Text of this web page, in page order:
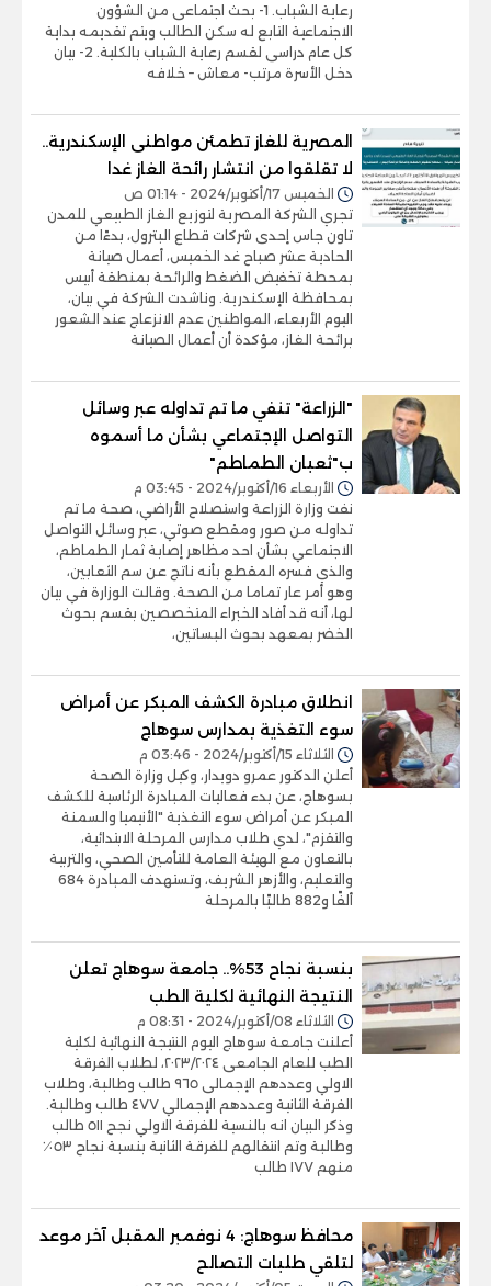
رعاية الشباب. 1- بحث اجتماعى من الشؤون
الاجتماعية التابع له سكن الطالب ويتم تقديمه بداية
كل عام دراسى لقسم رعاية الشباب بالكلية. 2- بيان
دخل الأسرة مرتب- معاش – خلافه
المصرية للغاز تطمئن مواطنى الإسكندرية..
لا تقلقوا من انتشار رائحة الغاز غدا
الخميس 17/أكتوبر/2024 - 01:14 ص
تجري الشركة المصرية لتوزيع الغاز الطبيعي للمدن
تاون جاس إحدى شركات قطاع البترول، بدءًا من
الحادية عشر صباح غد الخميس، أعمال صيانة
بمحطة تخفيض الضغط والرائحة بمنطقة أبيس
بمحافظة الإسكندرية. وناشدت الشركة في بيان،
اليوم الأربعاء، المواطنين عدم الانزعاج عند الشعور
برائحة الغاز، مؤكدة أن أعمال الصيانة
"الزراعة" تنفي ما تم تداوله عبر وسائل
التواصل الإجتماعي بشأن ما أسموه
ب"ثعبان الطماطم"
الأربعاء 16/أكتوبر/2024 - 03:45 م
نفت وزارة الزراعة واستصلاح الأراضي، صحة ما تم
تداوله من صور ومقطع صوتي، عبر وسائل التواصل
الاجتماعي بشأن احد مظاهر إصابة ثمار الطماطم،
والذي فسره المقطع بأنه ناتج عن سم الثعابين،
وهو أمر عار تماما من الصحة. وقالت الوزارة في بيان
لها، أنه قد أفاد الخبراء المتخصصين بقسم بحوث
الخضر بمعهد بحوث البساتين،
انطلاق مبادرة الكشف المبكر عن أمراض
سوء التغذية بمدارس سوهاج
الثلاثاء 15/أكتوبر/2024 - 03:46 م
أعلن الدكتور عمرو دويدار، وكيل وزارة الصحة
بسوهاج، عن بدء فعاليات المبادرة الرئاسية للكشف
المبكر عن أمراض سوء التغذية "الأنيميا والسمنة
والتقزم"، لدي طلاب مدارس المرحلة الابتدائية،
بالتعاون مع الهيئة العامة للتأمين الصحي، والتربية
والتعليم، والأزهر الشريف، وتستهدف المبادرة 684
ألفًا و882 طالبًا بالمرحلة
بنسبة نجاح 53%.. جامعة سوهاج تعلن
النتيجة النهائية لكلية الطب
الثلاثاء 08/أكتوبر/2024 - 08:31 م
أعلنت جامعة سوهاج اليوم النتيجة النهائية لكلية
الطب للعام الجامعى ٢٠٢٣/٢٠٢٤، لطلاب الفرقة
الاولي وعددهم الإجمالى ٩٦٥ طالب وطالبة، وطلاب
الفرقة الثانية وعددهم الإجمالي ٤٧٧ طالب وطالبة.
وذكر البيان انه بالنسية للفرقة الاولي نجح ٥١١ طالب
وطالبة وتم انتقالهم للفرقة الثانية بنسبة نجاح ٥٣٪؜
منهم ١٧٧ طالب
محافظ سوهاج: 4 نوفمبر المقبل آخر موعد
لتلقي طلبات التصالح